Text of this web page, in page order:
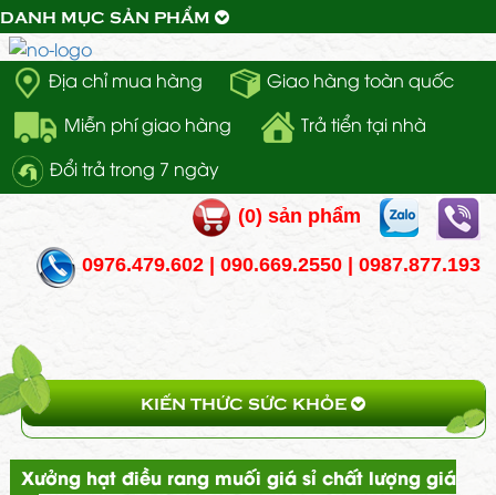
Địa chỉ mua hàng
Giao hàng toàn quốc
Miễn phí giao hàng
Trả tiển tại nhà
Đổi trả trong 7 ngày
(0) sản phẩm
0976.479.602 | 090.669.2550 | 0987.877.193
DANH MỤC SẢN PHẨM
KIẾN THỨC SỨC KHỎE
Xưởng hạt điều rang muối giá sỉ chất lượng giá